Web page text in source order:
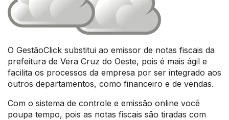
O GestãoClick substitui ao emissor de notas fiscais da
prefeitura de Vera Cruz do Oeste, pois é mais ágil e
facilita os processos da empresa por ser integrado aos
outros departamentos, como financeiro e de vendas.
Com o sistema de controle e emissão online você
poupa tempo, pois as notas fiscais são tiradas com